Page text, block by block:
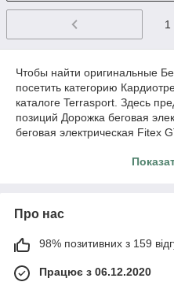
1
Чтобы найти оригинальные
посетить категорию
каталоге Terrasport. Здесь
позиций Дорожка беговая
беговая электрическая Fitex
производителей Spirit,
Не знаете, как качественно
Наши консультанты помогут
и порадуют аккуратной
Мариуполь .
О красивом теле мечтают
Про нас
98% позитивних з 159
Працює з 06.12.2020